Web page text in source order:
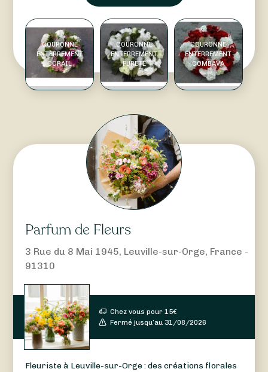
COURONNE
ENTERREMENT
CORAIL
COURONNE
ENTERREMENT
PURETÉ
COURONNE
ENTERREMENT
COMBAVA
Parfum de Fleurs
3 Rue du 8 Mai 1945, Leuville-sur-Orge, France -
91310
Chez vous pour15€
Fermé jusqu’au 31/08/2026
Fleuriste à Leuville-sur-Orge : des créations florales